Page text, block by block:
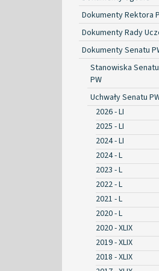
Dokumenty Rektora
Dokumenty Rady
Dokumenty Senatu
Stanowiska Senatu
PW
Uchwały Senatu
2026 - LI
2025 - LI
2024 - LI
2024 - L
2023 - L
2022 - L
2021 - L
2020 - L
2020 - XLIX
2019 - XLIX
2018 - XLIX